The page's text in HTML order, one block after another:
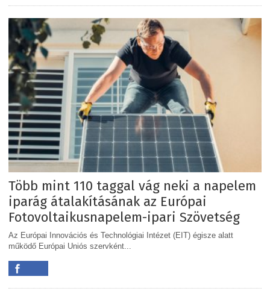
Több mint 110 taggal vág neki a napelem
iparág átalakításának az Európai
Fotovoltaikusnapelem-ipari Szövetség
Az Európai Innovációs és Technológiai Intézet (EIT) égisze alatt
működő Európai Uniós szervként...